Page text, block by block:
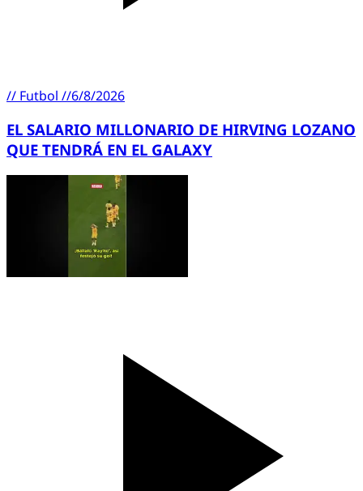
// Futbol //6/8/2026
EL SALARIO MILLONARIO DE HIRVING LOZANO
QUE TENDRÁ EN EL GALAXY